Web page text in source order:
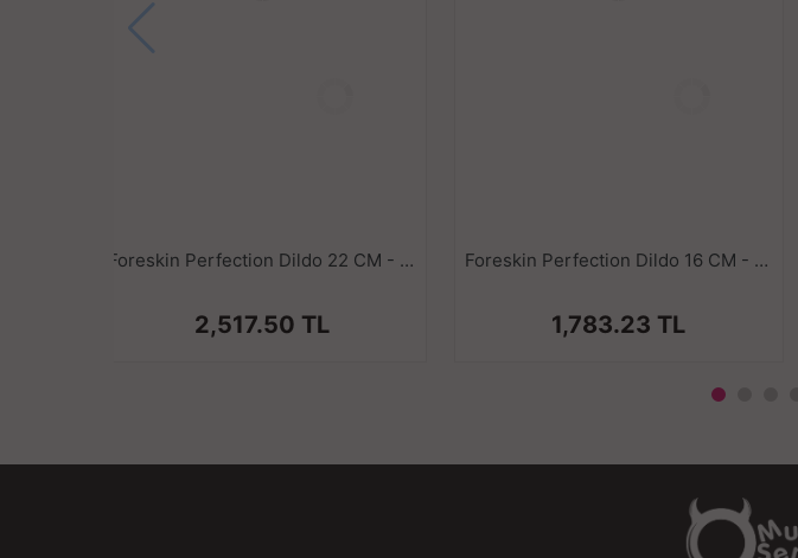
Foreskin Perfection Dildo 22 CM - Çift Katmanlı Gerçekçi Kayar Deri Ultra Yumuşak Realistik Yapay Penis Vibrator
2,517.50 TL
Foreskin Perfection Dildo 16 CM - Çift Katmanlı Gerçekçi Kayar Deri Ultra Yumuşak Realistik Yapay Penis Kalın Vibrator
1,783.23 TL